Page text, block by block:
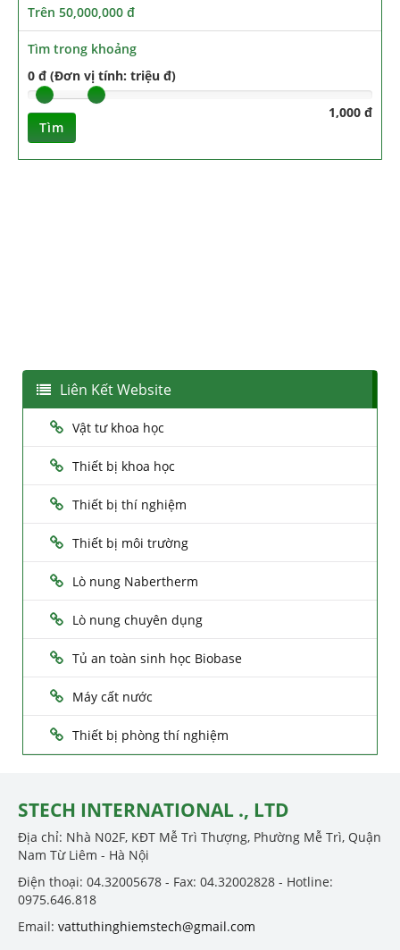
Trên 50,000,000 đ
Tìm trong khoảng
0 đ (Đơn vị tính: triệu đ)
1,000 đ
Tìm
Liên Kết Website
Vật tư khoa học
Thiết bị khoa học
Thiết bị thí nghiệm
Thiết bị môi trường
Lò nung Nabertherm
Lò nung chuyên dụng
Tủ an toàn sinh học Biobase
Máy cất nước
Thiết bị phòng thí nghiệm
STECH INTERNATIONAL ., LTD
Địa chỉ: Nhà N02F, KĐT Mễ Trì Thượng, Phường Mễ Trì, Quận
Nam Từ Liêm - Hà Nội
Điện thoại: 04.32005678 - Fax: 04.32002828 - Hotline:
0975.646.818
Email: vattuthinghiemstech@gmail.com